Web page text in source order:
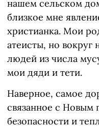
нашем сельском
близкое мне
христианка. Мои
атеисты, но вокруг
людей из числа
мои дяди и тети.
Наверное, самое
связанное с
безопасности и